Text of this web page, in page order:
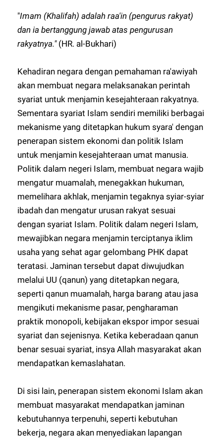
"Imam (Khalifah) adalah raa'in (pengurus rakyat)
dan ia bertanggung jawab atas pengurusan
rakyatnya." (HR. al-Bukhari)
Kehadiran negara dengan pemahaman ra'awiyah
akan membuat negara melaksanakan perintah
syariat untuk menjamin kesejahteraan rakyatnya.
Sementara syariat Islam sendiri memiliki berbagai
mekanisme yang ditetapkan hukum syara' dengan
penerapan sistem ekonomi dan politik Islam
untuk menjamin kesejahteraan umat manusia.
Politik dalam negeri Islam, membuat negara wajib
mengatur muamalah, menegakkan hukuman,
memelihara akhlak, menjamin tegaknya syiar-syiar
ibadah dan mengatur urusan rakyat sesuai
dengan syariat Islam. Politik dalam negeri Islam,
mewajibkan negara menjamin terciptanya iklim
usaha yang sehat agar gelombang PHK dapat
teratasi. Jaminan tersebut dapat diwujudkan
melalui UU (qanun) yang ditetapkan negara,
seperti qanun muamalah, harga barang atau jasa
mengikuti mekanisme pasar, pengharaman
praktik monopoli, kebijakan ekspor impor sesuai
syariat dan sejenisnya. Ketika keberadaan qanun
benar sesuai syariat, insya Allah masyarakat akan
mendapatkan kemaslahatan.
Di sisi lain, penerapan sistem ekonomi Islam akan
membuat masyarakat mendapatkan jaminan
kebutuhannya terpenuhi, seperti kebutuhan
bekerja, negara akan menyediakan lapangan